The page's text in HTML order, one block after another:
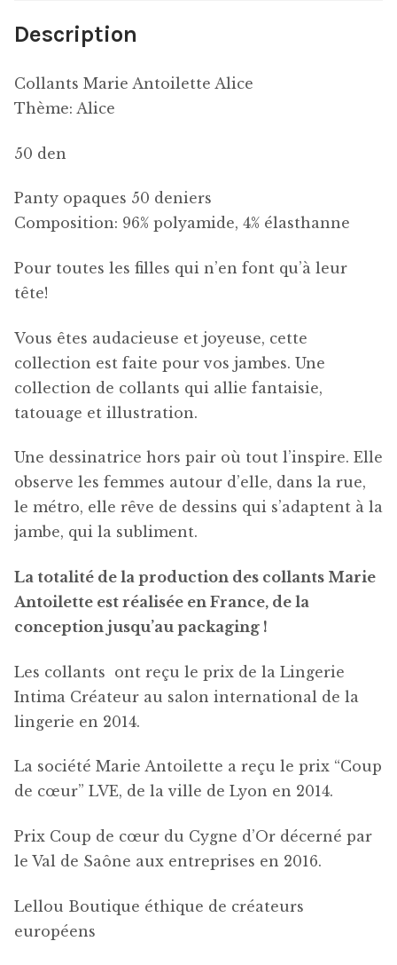
Description
Collants Marie Antoilette Alice
Thème: Alice
50 den
Panty opaques 50 deniers
Composition: 96% polyamide, 4% élasthanne
Pour toutes les filles qui n’en font qu’à leur
tête!
Vous êtes audacieuse et joyeuse, cette
collection est faite pour vos jambes. Une
collection de collants qui allie fantaisie,
tatouage et illustration.
Une dessinatrice hors pair où tout l’inspire. Elle
observe les femmes autour d’elle, dans la rue,
le métro, elle rêve de dessins qui s’adaptent à la
jambe, qui la subliment.
La totalité de la production des collants Marie
Antoilette est réalisée en France, de la
conception jusqu’au packaging !
Les collants ont reçu le prix de la Lingerie
Intima Créateur au salon international de la
lingerie en 2014.
La société Marie Antoilette a reçu le prix “Coup
de cœur” LVE, de la ville de Lyon en 2014.
Prix Coup de cœur du Cygne d’Or décerné par
le Val de Saône aux entreprises en 2016.
Lellou Boutique éthique de créateurs
européens